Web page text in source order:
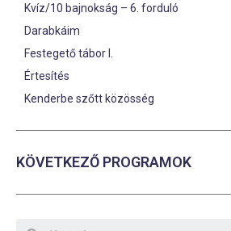
Kvíz/10 bajnokság – 6. forduló
Darabkáim
Festegető tábor I.
Értesítés
Kenderbe szőtt közösség
KÖVETKEZŐ PROGRAMOK